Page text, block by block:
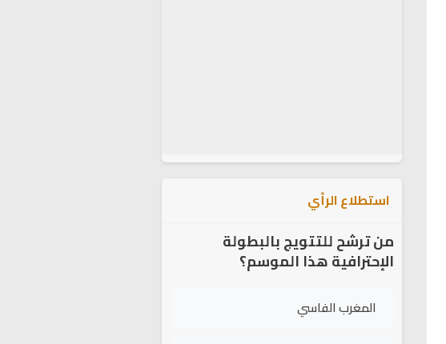
استطلاع الرأي
من ترشح للتتويج بالبطولة
الإحترافية هذا الموسم؟
المغرب الفاسي